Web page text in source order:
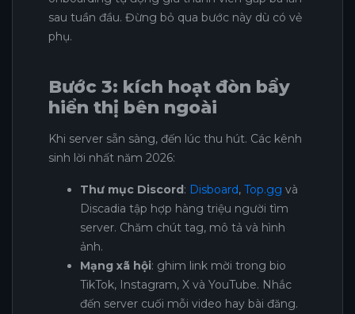
sau tuần đầu. Đừng bỏ qua bước này dù có vẻ
phụ.
Bước 3: kích hoạt đòn bẩy
hiển thị bên ngoài
Khi server sẵn sàng, đến lúc thu hút. Các kênh
sinh lời nhất năm 2026:
Thư mục Discord: Disboard, Top.gg và
Discadia tập hợp hàng triệu người tìm
server. Chăm chút tag, mô tả và hình
ảnh.
Mạng xã hội: ghim link mời trong bio
TikTok, Instagram, X và YouTube. Nhắc
đến server cuối mỗi video hay bài đăng.